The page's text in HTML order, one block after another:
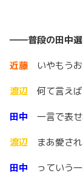
――普段の田中選
近藤
いやもう
渡辺 何て言え
田中
一言で表
渡辺
まあ愛さ
田中
っていう